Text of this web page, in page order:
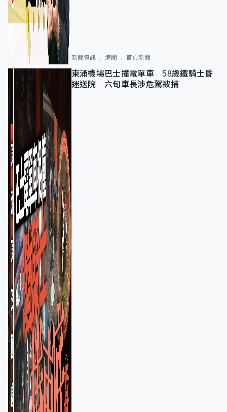
新聞資訊 港聞 首頁新聞
東涌機場巴士撞電單車 58歲鐵騎士昏
迷送院 六旬車長涉危駕被捕